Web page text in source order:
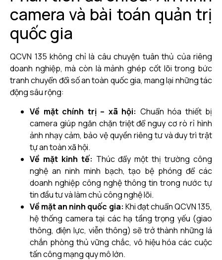
camera và bài toán quản trị
quốc gia
QCVN 135 không chỉ là câu chuyện tuân thủ của riêng
doanh nghiệp, mà còn là mảnh ghép cốt lõi trong bức
tranh chuyển đổi số an toàn quốc gia, mang lại những tác
động sâu rộng:
Về mặt chính trị – xã hội: Chuẩn hóa thiết bị
camera giúp ngăn chặn triệt để nguy cơ rò rỉ hình
ảnh nhạy cảm, bảo vệ quyền riêng tư và duy trì trật
tự an toàn xã hội.
Về mặt kinh tế: Thúc đẩy một thị trường công
nghệ an ninh minh bạch, tạo bệ phóng để các
doanh nghiệp công nghệ thông tin trong nước tự
tin đầu tư và làm chủ công nghệ lõi.
Về mặt an ninh quốc gia: Khi đạt chuẩn QCVN 135,
hệ thống camera tại các hạ tầng trọng yếu (giao
thông, điện lực, viễn thông) sẽ trở thành những lá
chắn phòng thủ vững chắc, vô hiệu hóa các cuộc
tấn công mạng quy mô lớn.